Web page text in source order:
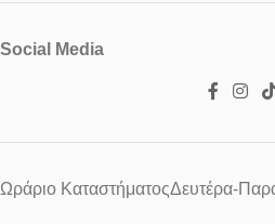
Social Media
Ωράριο ΚαταστήματοςΔευτέρα-